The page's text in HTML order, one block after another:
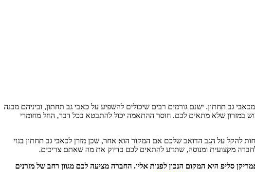
גב תחתון. ישנם גורמים רבים שיכולים להשפיע על כאבי גב תחתון, וביניהם מבנה
במזרון שלא מתאים לכם. חוסר ההתאמה יכול להתבטא בכל דבר, החל מחומרי
להקל על הגב הדואב שלכם אם המקור הוא אחר, שכן מזרן לכאבי גב תחתון בנוי
מקצועית ומנוסה, שתדע להתאים לכם בדיוק את מה שאתם צריכים.
סליפ היא המקום הנכון לפנות אליו. החברה מציעה לכם מגוון רחב של מזרנים